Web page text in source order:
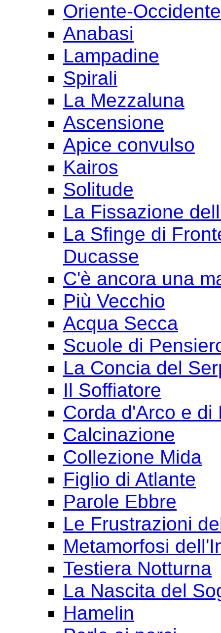
Oriente-
Anabasi
Lampadine
Spirali
La Mezzaluna
Ascensione
Apice convulso
Kairos
Solitude
La Fissazione
La Sfinge di
Ducasse
C'è ancora una
Più Vecchio
Acqua Secca
Scuole di
La Concia del
Il Soffiatore
Corda d'Arco e di
Calcinazione
Collezione Mida
Figlio di Atlante
Parole Ebbre
Le Frustrazioni
Metamorfosi
Testiera Notturna
La Nascita del
Hamelin